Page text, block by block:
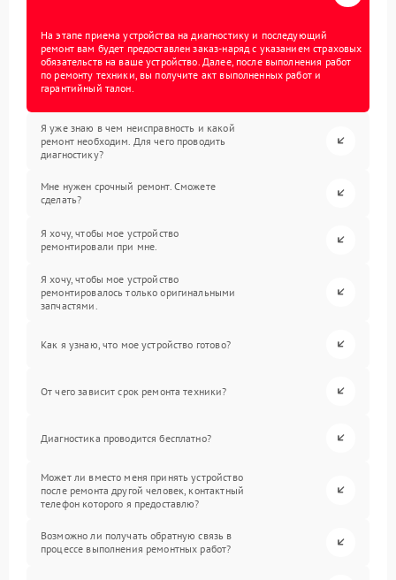
На этапе приема устройства на диагностику и последующий
ремонт вам будет предоставлен заказ-наряд с указанием страховых
обязательств на ваше устройство. Далее, после выполнения работ
по ремонту техники, вы получите акт выполненных работ и
гарантийный талон.
Я уже знаю в чем неисправность и какой
ремонт необходим. Для чего проводить
диагностику?
Мне нужен срочный ремонт. Сможете
сделать?
Я хочу, чтобы мое устройство
ремонтировали при мне.
Я хочу, чтобы мое устройство
ремонтировалось только оригинальными
запчастями.
Как я узнаю, что мое устройство готово?
От чего зависит срок ремонта техники?
Диагностика проводится бесплатно?
Может ли вместо меня принять устройство
после ремонта другой человек, контактный
телефон которого я предоставлю?
Возможно ли получать обратную связь в
процессе выполнения ремонтных работ?